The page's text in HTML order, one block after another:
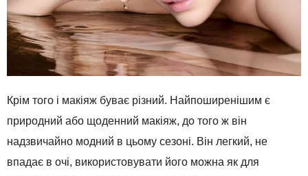
Крім того і макіяж буває різний. Найпоширенішим є
природний або щоденний макіяж, до того ж він
надзвичайно модний в цьому сезоні. Він легкий, не
впадає в очі, використовувати його можна як для